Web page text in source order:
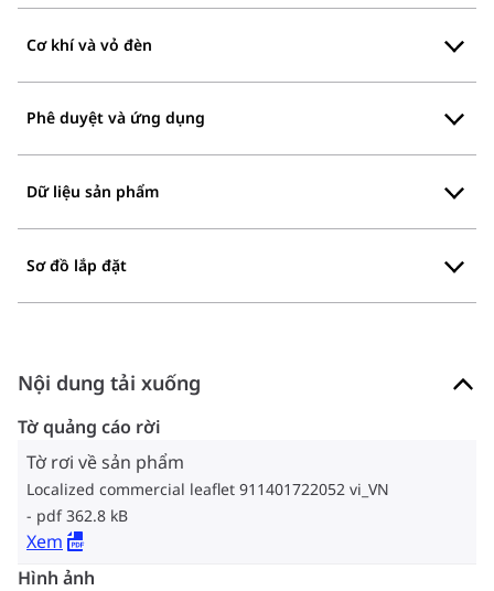
Cơ khí và vỏ đèn
Phê duyệt và ứng dụng
Dữ liệu sản phẩm
Sơ đồ lắp đặt
Nội dung tải xuống
Tờ quảng cáo rời
Tờ rơi về sản phẩm
Localized commercial leaflet 911401722052 vi_VN
pdf 362.8 kB
Xem
Hình ảnh